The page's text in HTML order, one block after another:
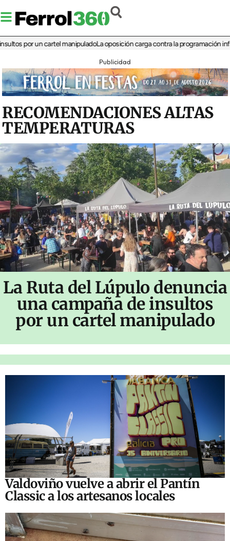
por un cartel manipuladoLa oposición carga contra la programación infantil
Publicidad
RECOMENDACIONES ALTAS
TEMPERATURAS
La Ruta del Lúpulo denuncia
una campaña de insultos
por un cartel manipulado
Valdoviño vuelve a abrir el Pantín
Classic a los artesanos locales